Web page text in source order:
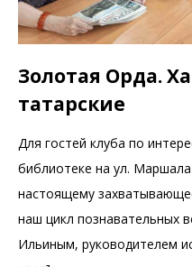
Золотая Орда.
татарские
Для гостей клуба по
библиотеке на ул.
настоящему
наш цикл познавательных
Ильиным, руководителем